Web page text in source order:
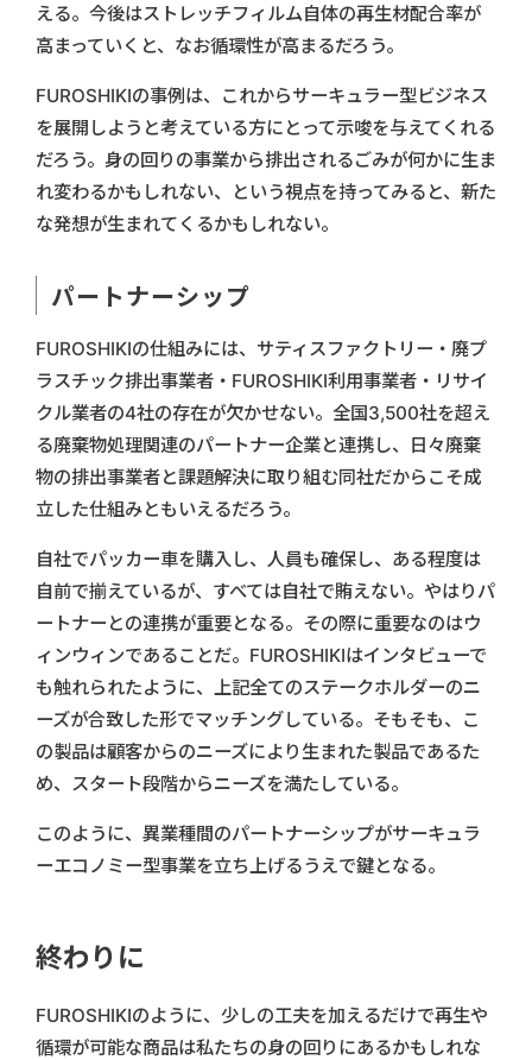
える。今後はストレッチフィルム自体の再生材配合率が
高まっていくと、なお循環性が高まるだろう。
FUROSHIKIの事例は、これからサーキュラー型ビジネス
を展開しようと考えている方にとって示唆を与えてくれる
だろう。身の回りの事業から排出されるごみが何かに生ま
れ変わるかもしれない、という視点を持ってみると、新た
な発想が生まれてくるかもしれない。
パートナーシップ
FUROSHIKIの仕組みには、サティスファクトリー・廃プ
ラスチック排出事業者・FUROSHIKI利用事業者・リサイ
クル業者の4社の存在が欠かせない。全国3,500社を超え
る廃棄物処理関連のパートナー企業と連携し、日々廃棄
物の排出事業者と課題解決に取り組む同社だからこそ成
立した仕組みともいえるだろう。
自社でパッカー車を購入し、人員も確保し、ある程度は
自前で揃えているが、すべては自社で賄えない。やはりパ
ートナーとの連携が重要となる。その際に重要なのはウ
ィンウィンであることだ。FUROSHIKIはインタビューで
も触れられたように、上記全てのステークホルダーのニ
ーズが合致した形でマッチングしている。そもそも、こ
の製品は顧客からのニーズにより生まれた製品であるた
め、スタート段階からニーズを満たしている。
このように、異業種間のパートナーシップがサーキュラ
ーエコノミー型事業を立ち上げるうえで鍵となる。
終わりに
FUROSHIKIのように、少しの工夫を加えるだけで再生や
循環が可能な商品は私たちの身の回りにあるかもしれな